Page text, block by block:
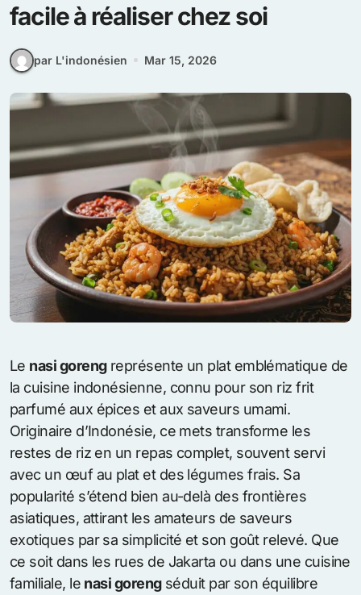
facile à réaliser chez soi
par L'indonésien Mar 15, 2026
Le nasi gorengreprésente un plat emblématique de
la cuisine indonésienne, connu pour son riz frit
parfumé aux épices et aux saveurs umami.
Originaire d’Indonésie, ce mets transforme les
restes de riz en un repas complet, souvent servi
avec un œuf au plat et des légumes frais. Sa
popularité s’étend bien au-delà des frontières
asiatiques, attirant les amateurs de saveurs
exotiques par sa simplicité et son goût relevé. Que
ce soit dans les rues de Jakarta ou dans une cuisine
familiale, le nasi gorengséduit par son équilibre